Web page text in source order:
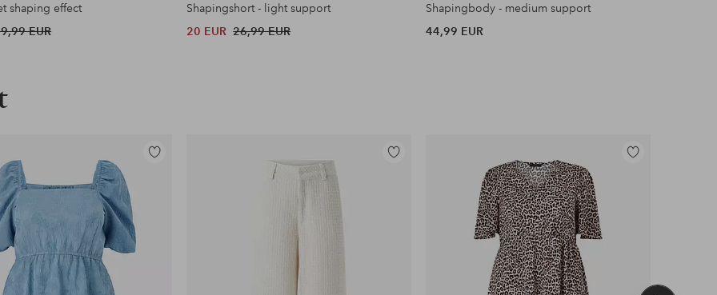
shaping effect
EUR
Shapingshort - light support
20 EUR 26,99 EUR
Shapingbody - medium support
44,99 EUR
Toevoegen
Toevoegen
Toevoegen